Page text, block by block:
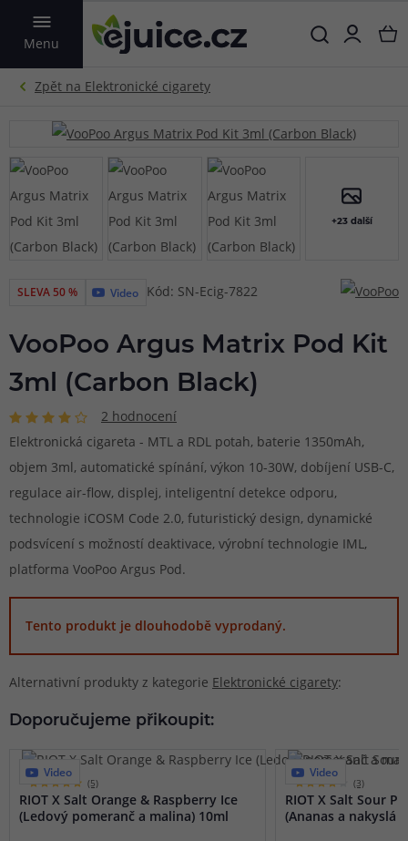
Menu
VYHLEDAT
+23 další
SLEVA 50 % Video Kód: SN-Ecig-7822
VooPoo Argus Matrix Pod Kit
3ml (Carbon Black)
2 hodnocení
Elektronická cigareta - MTL a RDL potah, baterie 1350mAh,
objem 3ml, automatické spínání, výkon 10-30W, dobíjení USB-C,
regulace air-flow, displej, inteligentní detekce odporu,
technologie iCOSM Code 2.0, futuristický design, dynamické
podsvícení s možností deaktivace, výrobní technologie IML,
platforma VooPoo Argus Pod.
Tento produkt je dlouhodobě vyprodaný.
Alternativní produkty z kategorie Elektronické cigarety:
Doporučujeme přikoupit:
Video
(5)
RIOT X Salt Orange & Raspberry Ice
(Ledový pomeranč a malina) 10ml
Video
(3)
RIOT X Salt Sour
(Ananas a nakyslá